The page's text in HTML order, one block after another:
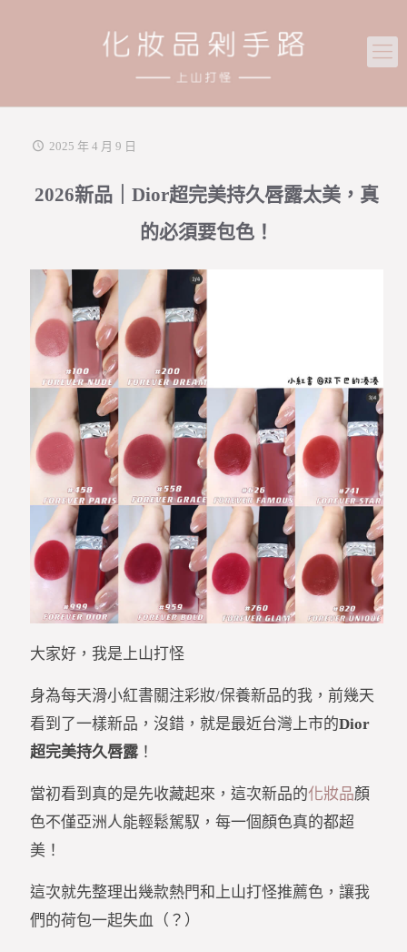
2025 年 4 月 9 日
2026新品｜Dior超完美持久唇露太美，真
的必須要包色！
大家好，我是上山打怪
身為每天滑小紅書關注彩妝/保養新品的我，前幾天
看到了一樣新品，沒錯，就是最近台灣上市的Dior
超完美持久唇露！
當初看到真的是先收藏起來，這次新品的化妝品顏
色不僅亞洲人能輕鬆駕馭，每一個顏色真的都超
美！
這次就先整理出幾款熱門和上山打怪推薦色，讓我
們的荷包一起失血（？）